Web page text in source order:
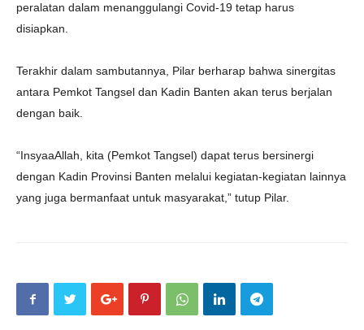
peralatan dalam menanggulangi Covid-19 tetap harus
disiapkan.
Terakhir dalam sambutannya, Pilar berharap bahwa sinergitas
antara Pemkot Tangsel dan Kadin Banten akan terus berjalan
dengan baik.
“InsyaaAllah, kita (Pemkot Tangsel) dapat terus bersinergi
dengan Kadin Provinsi Banten melalui kegiatan-kegiatan lainnya
yang juga bermanfaat untuk masyarakat,” tutup Pilar.